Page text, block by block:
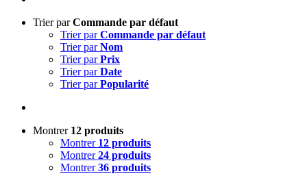
Trier parCommande par défaut
Trier parCommande par défaut
Trier parNom
Trier parPrix
Trier parDate
Trier parPopularité
Montrer 12 produits
Montrer 12 produits
Montrer24 produits
Montrer36 produits